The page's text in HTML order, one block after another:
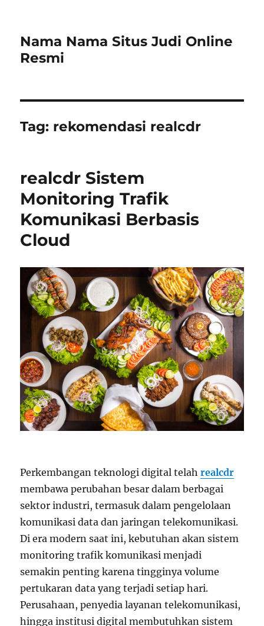
Nama Nama Situs Judi Online
Resmi
Tag: rekomendasi realcdr
realcdr Sistem
Monitoring Trafik
Komunikasi Berbasis
Cloud
Perkembangan teknologi digital telahrealcdr
membawa perubahan besar dalam berbagai
sektor industri, termasuk dalam pengelolaan
komunikasi data dan jaringan telekomunikasi.
Di era modern saat ini, kebutuhan akan sistem
monitoring trafik komunikasi menjadi
semakin penting karena tingginya volume
pertukaran data yang terjadi setiap hari.
Perusahaan, penyedia layanan telekomunikasi,
hingga institusi digital membutuhkan sistem